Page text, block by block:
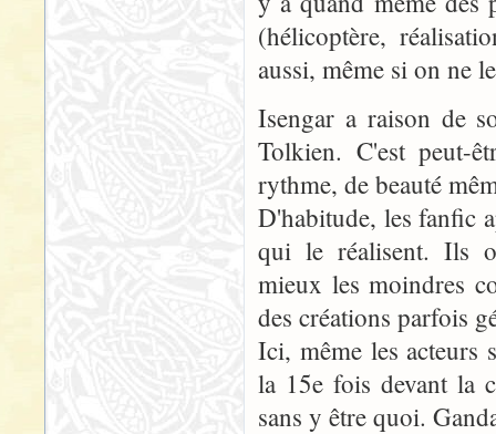
(hélicoptère,
aussi, même si on ne
Isengar a raison de
Tolkien. C'est peut-
rythme, de beauté
D'habitude, les fanfic
qui le réalisent. Ils
mieux les moindres
des créations parfois
Ici, même les acteurs
la 15e fois devant la
sans y être quoi.